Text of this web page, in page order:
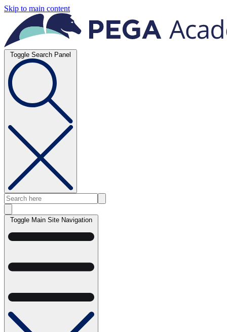
Skip to main content
Toggle Search Panel
Toggle Main Site Navigation